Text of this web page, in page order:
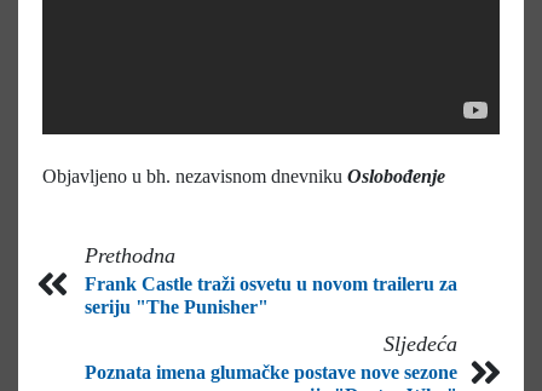
Objavljeno u bh. nezavisnom dnevniku Oslobođenje
Prethodna
Frank Castle traži osvetu u novom traileru za
seriju "The Punisher"
Sljedeća
Poznata imena glumačke postave nove sezone